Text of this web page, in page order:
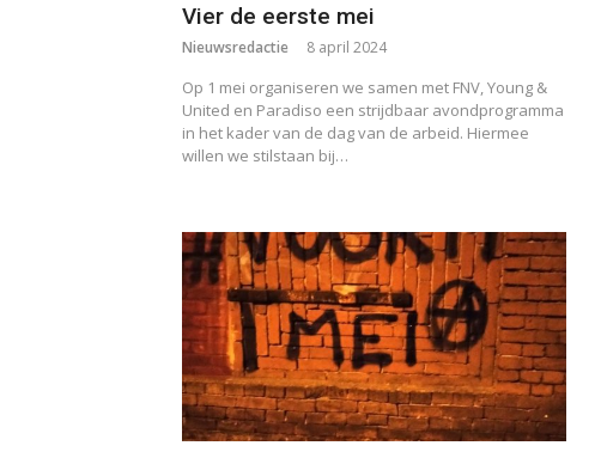
Vier de eerste mei
Nieuwsredactie 8 april 2024
Op 1 mei organiseren we samen met FNV, Young &
United en Paradiso een strijdbaar avondprogramma
in het kader van de dag van de arbeid. Hiermee
willen we stilstaan bij…